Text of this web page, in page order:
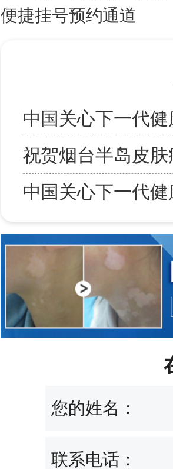
便捷挂号预约通道
中国关心下一代
祝贺烟台半岛皮
中国关心下一代
您的姓名：
联系电话：